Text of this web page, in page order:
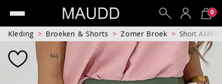
0
Kleding Broeken & Shorts Zomer Broek Short